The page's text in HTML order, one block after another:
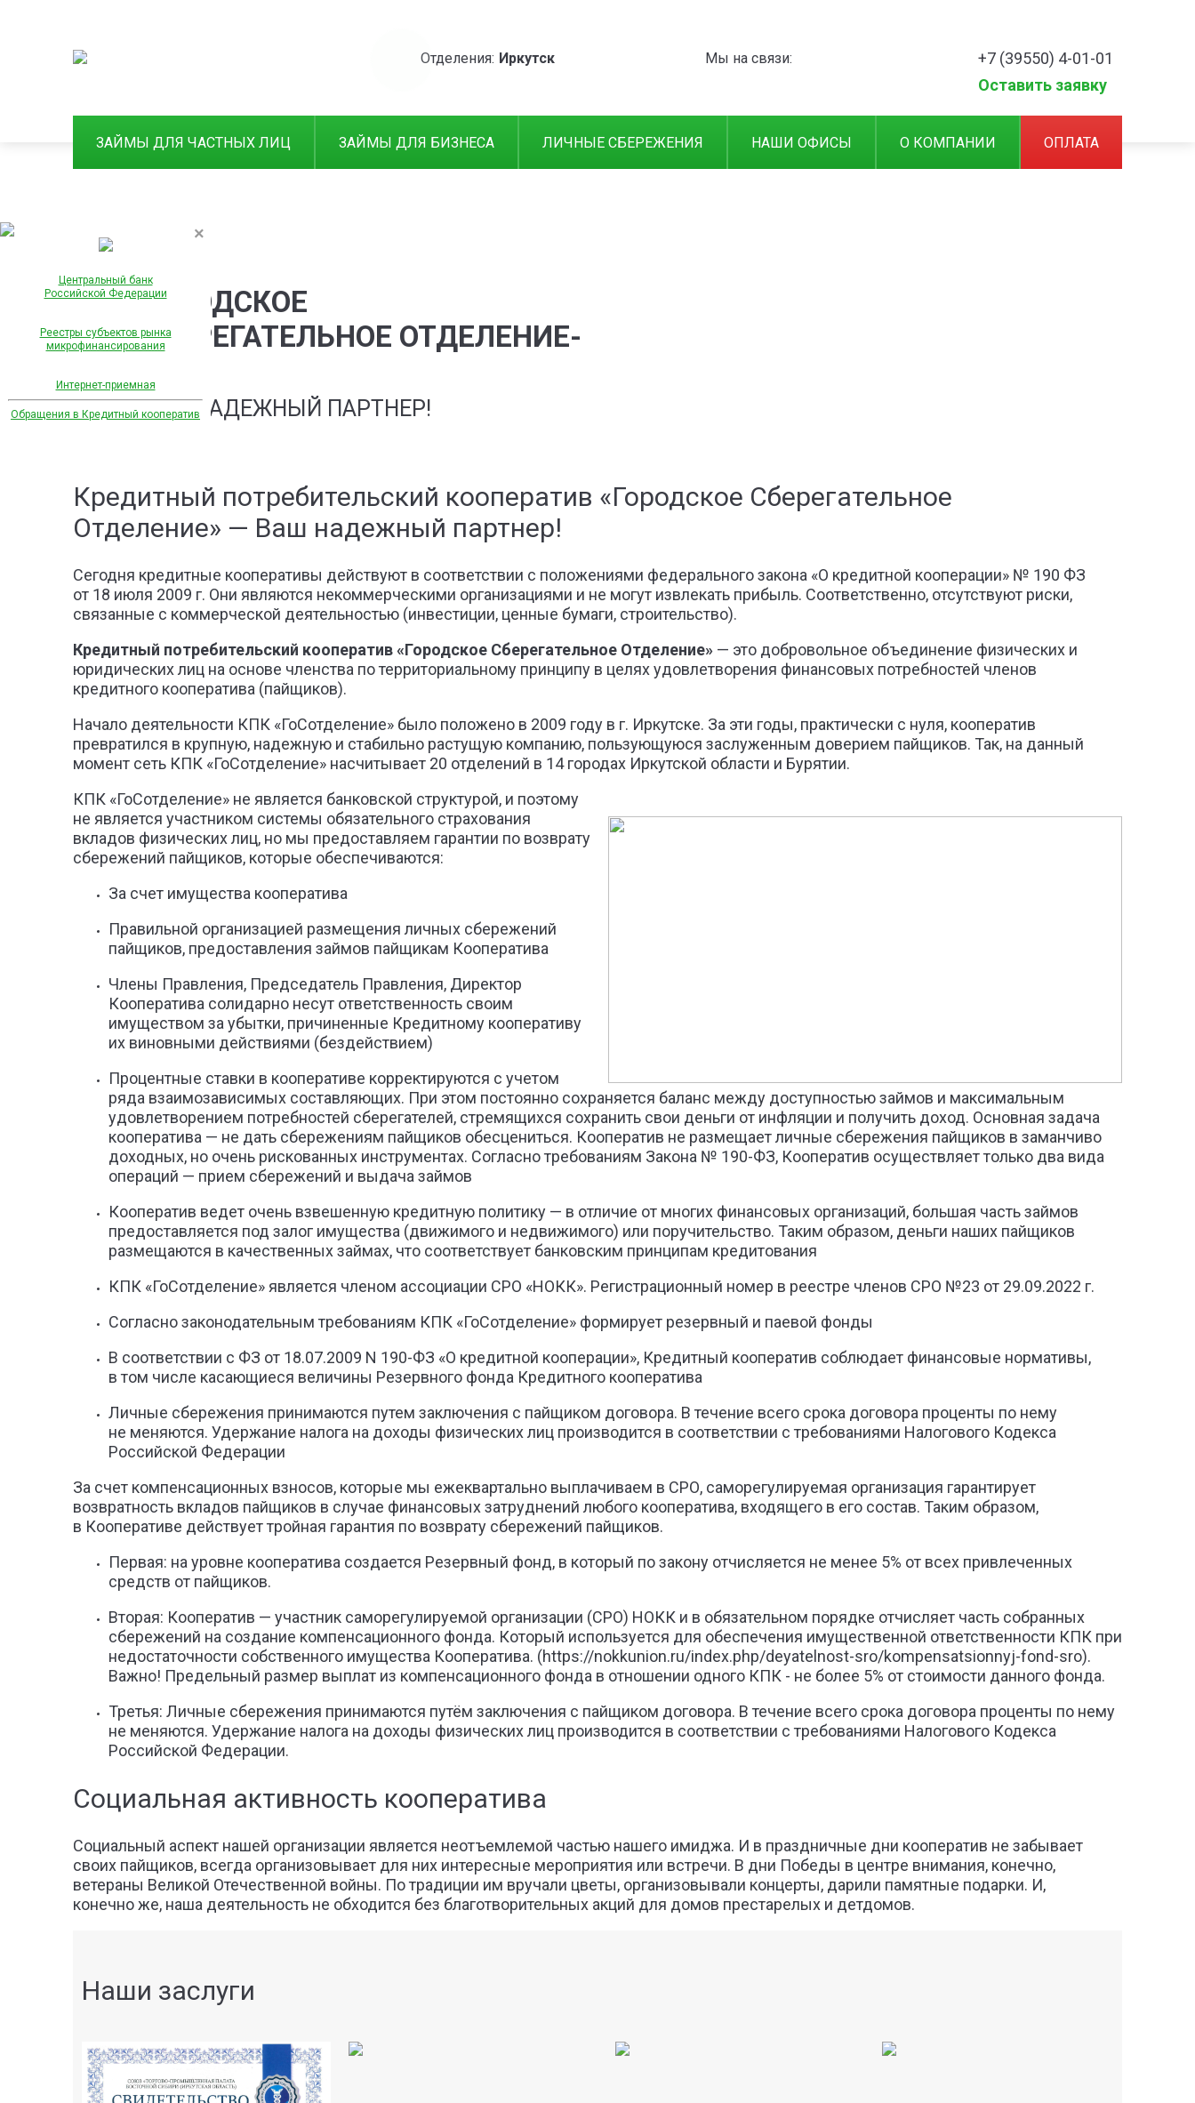
×
Центральный банк
Российской Федерации
Реестры субъектов рынка
микрофинансирования
Интернет-приемная
Обращения в Кредитный кооператив
Отделения: Иркутск Мы на связи:
+7 (39550) 4-01-01
Оставить заявку
ЗАЙМЫ ДЛЯ ЧАСТНЫХ ЛИЦ ЗАЙМЫ ДЛЯ БИЗНЕСА ЛИЧНЫЕ СБЕРЕЖЕНИЯ НАШИ ОФИСЫ О КОМПАНИИ ОПЛАТА
ГОРОДСКОЕ
СБЕРЕГАТЕЛЬНОЕ ОТДЕЛЕНИЕ-
ВАШ НАДЕЖНЫЙ ПАРТНЕР!
Кредитный потребительский кооператив «Городское Сберегательное
Отделение» — Ваш надежный партнер!
Сегодня кредитные кооперативы действуют в соответствии с положениями федерального закона «О кредитной кооперации» № 190 ФЗ
от 18 июля 2009 г. Они являются некоммерческими организациями и не могут извлекать прибыль. Соответственно, отсутствуют риски,
связанные с коммерческой деятельностью (инвестиции, ценные бумаги, строительство).
Кредитный потребительский кооператив «Городское Сберегательное Отделение» — это добровольное объединение физических и
юридических лиц на основе членства по территориальному принципу в целях удовлетворения финансовых потребностей членов
кредитного кооператива (пайщиков).
Начало деятельности КПК «ГоСотделение» было положено в 2009 году в г. Иркутске. За эти годы, практически с нуля, кооператив
превратился в крупную, надежную и стабильно растущую компанию, пользующуюся заслуженным доверием пайщиков. Так, на данный
момент сеть КПК «ГоСотделение» насчитывает 20 отделений в 14 городах Иркутской области и Бурятии.
КПК «ГоСотделение» не является банковской структурой, и поэтому
не является участником системы обязательного страхования
вкладов физических лиц, но мы предоставляем гарантии по возврату
сбережений пайщиков, которые обеспечиваются:
За счет имущества кооператива
Правильной организацией размещения личных сбережений
пайщиков, предоставления займов пайщикам Кооператива
Члены Правления, Председатель Правления, Директор
Кооператива солидарно несут ответственность своим
имуществом за убытки, причиненные Кредитному кооперативу
их виновными действиями (бездействием)
Процентные ставки в кооперативе корректируются с учетом
ряда взаимозависимых составляющих. При этом постоянно сохраняется баланс между доступностью займов и максимальным
удовлетворением потребностей сберегателей, стремящихся сохранить свои деньги от инфляции и получить доход. Основная задача
кооператива — не дать сбережениям пайщиков обесцениться. Кооператив не размещает личные сбережения пайщиков в заманчиво
доходных, но очень рискованных инструментах. Согласно требованиям Закона № 190-ФЗ, Кооператив осуществляет только два вида
операций — прием сбережений и выдача займов
Кооператив ведет очень взвешенную кредитную политику — в отличие от многих финансовых организаций, большая часть займов
предоставляется под залог имущества (движимого и недвижимого) или поручительство. Таким образом, деньги наших пайщиков
размещаются в качественных займах, что соответствует банковским принципам кредитования
КПК «ГоСотделение» является членом ассоциации СРО «НОКК». Регистрационный номер в реестре членов СРО №23 от 29.09.2022 г.
Согласно законодательным требованиям КПК «ГоСотделение» формирует резервный и паевой фонды
В соответствии с ФЗ от 18.07.2009 N 190-ФЗ «О кредитной кооперации», Кредитный кооператив соблюдает финансовые нормативы,
в том числе касающиеся величины Резервного фонда Кредитного кооператива
Личные сбережения принимаются путем заключения с пайщиком договора. В течение всего срока договора проценты по нему
не меняются. Удержание налога на доходы физических лиц производится в соответствии с требованиями Налогового Кодекса
Российской Федерации
За счет компенсационных взносов, которые мы ежеквартально выплачиваем в СРО, саморегулируемая организация гарантирует
возвратность вкладов пайщиков в случае финансовых затруднений любого кооператива, входящего в его состав. Таким образом,
в Кооперативе действует тройная гарантия по возврату сбережений пайщиков.
Первая: на уровне кооператива создается Резервный фонд, в который по закону отчисляется не менее 5% от всех привлеченных
средств от пайщиков.
Вторая: Кооператив — участник саморегулируемой организации (СРО) НОКК и в обязательном порядке отчисляет часть собранных
сбережений на создание компенсационного фонда. Который используется для обеспечения имущественной ответственности КПК при
недостаточности собственного имущества Кооператива. (https://nokkunion.ru/index.php/deyatelnost-sro/kompensatsionnyj-fond-sro).
Важно! Предельный размер выплат из компенсационного фонда в отношении одного КПК - не более 5% от стоимости данного фонда.
Третья: Личные сбережения принимаются путём заключения с пайщиком договора. В течение всего срока договора проценты по нему
не меняются. Удержание налога на доходы физических лиц производится в соответствии с требованиями Налогового Кодекса
Российской Федерации.
Социальная активность кооператива
Социальный аспект нашей организации является неотъемлемой частью нашего имиджа. И в праздничные дни кооператив не забывает
своих пайщиков, всегда организовывает для них интересные мероприятия или встречи. В дни Победы в центре внимания, конечно,
ветераны Великой Отечественной войны. По традиции им вручали цветы, организовывали концерты, дарили памятные подарки. И,
конечно же, наша деятельность не обходится без благотворительных акций для домов престарелых и детдомов.
Наши заслуги